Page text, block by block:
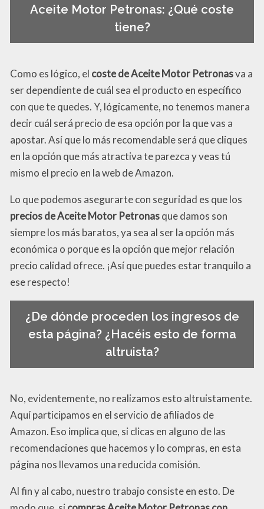
Aceite Motor Petronas: ¿Qué coste
tiene?
Como es lógico, el coste de Aceite Motor Petronasva a
ser dependiente de cuál sea el producto en específico
con que te quedes. Y, lógicamente, no tenemos manera
decir cuál será precio de esa opción por la que vas a
apostar. Así que lo más recomendable será que cliques
en la opción que más atractiva te parezca y veas tú
mismo el precio en la web de Amazon.
Lo que podemos asegurarte con seguridad es que los
precios de Aceite Motor Petronasque damos son
siempre los más baratos, ya sea al ser la opción más
económica o porque es la opción que mejor relación
precio calidad ofrece. ¡Así que puedes estar tranquilo a
ese respecto!
¿De dónde proceden los ingresos de
esta página? ¿Hacéis esto de forma
altruista?
No, evidentemente, no realizamos esto altruistamente.
Aquí participamos en el servicio de afiliados de
Amazon. Eso implica que, si clicas en alguno de las
recomendaciones que hacemos y lo compras, en esta
página nos llevamos una reducida comisión.
Al fin y al cabo, nuestro trabajo consiste en esto. De